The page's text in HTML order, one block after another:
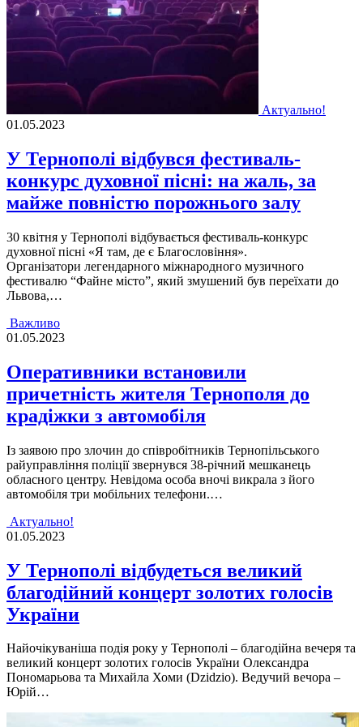
Актуально!
01.05.2023
У Тернополі відбувся фестиваль-
конкурс духовної пісні: на жаль, за
майже повністю порожнього залу
30 квiтня у Тернополi вiдбувається фестиваль-конкурс
духовної пiснi «Я там, де є Благословiння».
Органiзатори легендарного мiжнародного музичного
фестивалю “Файне мiсто”, який змушений був переїхати до
Львова,…
Важливо
01.05.2023
Оперативники встановили
причетність жителя Тернополя до
крадіжки з автомобіля
Із заявою про злочин до співробітників Тернопільського
райуправління поліції звернувся 38-річний мешканець
обласного центру. Невідома особа вночі викрала з його
автомобіля три мобільних телефони.…
Актуально!
01.05.2023
У Тернополі відбудеться великий
благодійний концерт золотих голосів
України
Найочікуваніша подія року у Тернополі – благодійна вечеря та
великий концерт золотих голосів України Олександра
Пономарьова та Михайла Хоми (Dzidzio). Ведучий вечора –
Юрій…